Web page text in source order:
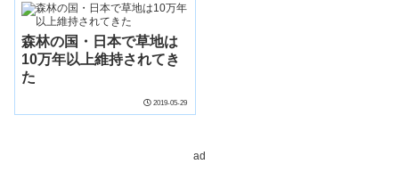
森林の国・日本で草地は
10万年以上維持されてき
た
2019-05-29
ad